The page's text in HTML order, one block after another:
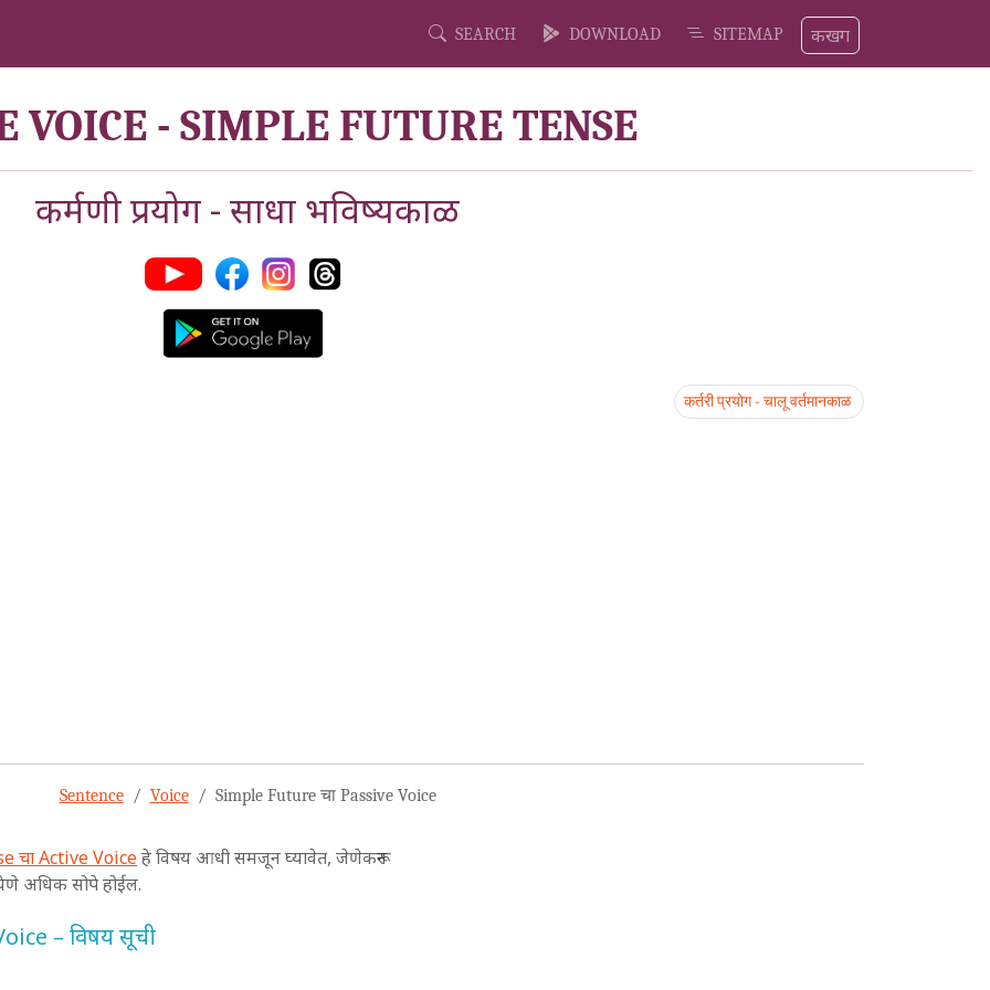
SEARCH DOWNLOAD SITEMAP कखग
VOICE - SIMPLE FUTURE TENSE
कर्मणी प्रयोग - साधा भविष्यकाळ
कर्तरी प्रयोग - चालू वर्तमानकाळ
Sentence Voice Simple Future चा Passive Voice
चा Active Voiceहे विषय आधी समजून घ्यावेत, जेणेकरून
अधिक सोपे होईल.
– विषय सूची